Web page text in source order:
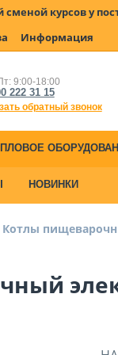
сменой курсов у
Информация
9:00-18:00
222 31 15
обратный звонок
НОВИНКИ
Котлы